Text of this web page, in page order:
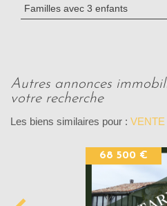
Familles avec 3 enfants
autres annonces immobilières correspondant à
votre recherche
Les biens similaires pour :
68 500 €